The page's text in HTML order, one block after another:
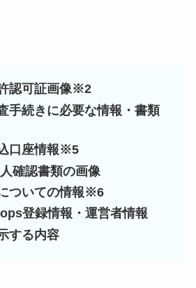
認可証画像※2
手続きに必要な情報・書類
口座情報※5
確認書類の画像
ついての情報※6
登録情報・運営者情報
する内容